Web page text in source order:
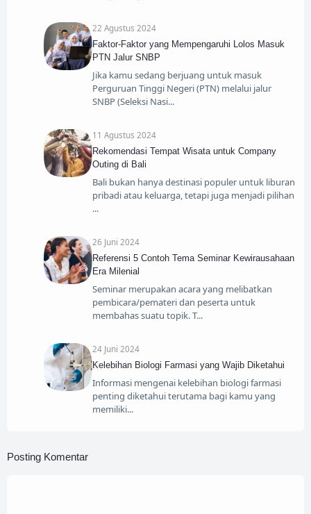
22 Agustus 2024
Faktor-Faktor yang Mempengaruhi Lolos Masuk
PTN Jalur SNBP
Jika kamu sedang berjuang untuk masuk
Perguruan Tinggi Negeri (PTN) melalui jalur
SNBP (Seleksi Nasi
11 Agustus 2024
Rekomendasi Tempat Wisata untuk Company
Outing di Bali
Bali bukan hanya destinasi populer untuk liburan
pribadi atau keluarga, tetapi juga menjadi pilihan
26 Juni 2024
Referensi 5 Contoh Tema Seminar Kewirausahaan
Era Milenial
Seminar merupakan acara yang melibatkan
pembicara/pemateri dan peserta untuk
membahas suatu topik. T
24 Juni 2024
Kelebihan Biologi Farmasi yang Wajib Diketahui
Informasi mengenai kelebihan biologi farmasi
penting diketahui terutama bagi kamu yang
memiliki
Posting Komentar